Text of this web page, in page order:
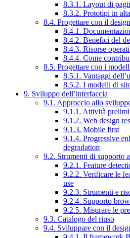
8.3.1. Layout di
8.3.2. Prototipi in
8.4. Progettare con il
8.4.1.
8.4.2. Benefici del
8.4.3. Risorse
8.4.4. Come
8.5. Progettare con i
8.5.1. Vantaggi
8.5.2. I modelli di
9. Sviluppo dell’interfaccia
9.1. Approccio allo
9.1.1. Attività
9.1.2. Web design
9.1.3. Mobile first
9.1.4. Progressive
degradation
9.2. Strumenti di supporto
9.2.1. Feature
9.2.2. Verificare le
use
9.2.3. Strumenti e
9.2.4. Supporto
9.2.5. Misurare le
9.3. Catalogo del riuso
9.4. Sviluppare con il